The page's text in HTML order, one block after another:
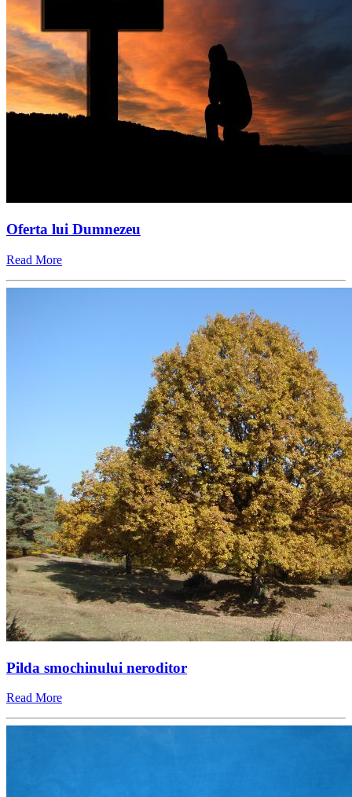
Oferta lui Dumnezeu
Read More
Pilda smochinului neroditor
Read More